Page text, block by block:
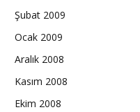
Şubat 2009
Ocak 2009
Aralık 2008
Kasım 2008
Ekim 2008